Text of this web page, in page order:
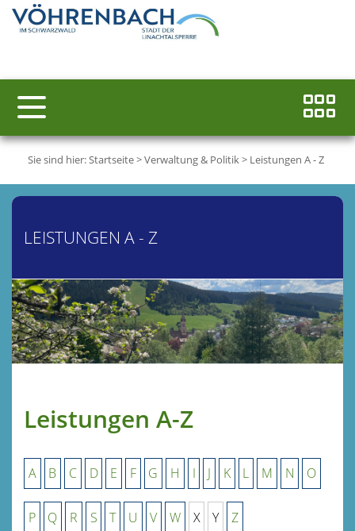
Sie sind hier:Startseite>Verwaltung & Politik> Leistungen A - Z
LEISTUNGEN A - Z
Leistungen A-Z
A B C D E F G H I J K L M N O
P Q R S T U V W X Y Z